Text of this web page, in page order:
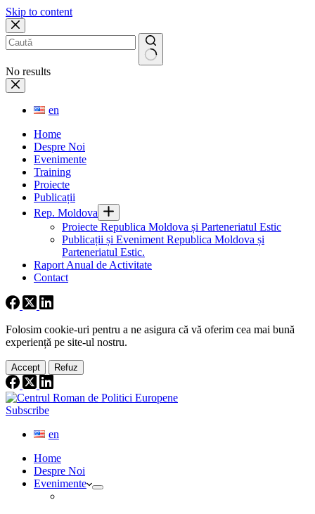
Skip to content
No results
en
Home
Despre Noi
Evenimente
Training
Proiecte
Publicații
Rep. Moldova
Proiecte Republica Moldova și Parteneriatul Estic
Publicații și Eveniment Republica Moldova și
Parteneriatul Estic.
Raport Anual de Activitate
Contact
Folosim cookie-uri pentru a ne asigura că vă oferim cea mai bună
experiență pe site-ul nostru.
Accept Refuz
Subscribe
en
Home
Despre Noi
Evenimente